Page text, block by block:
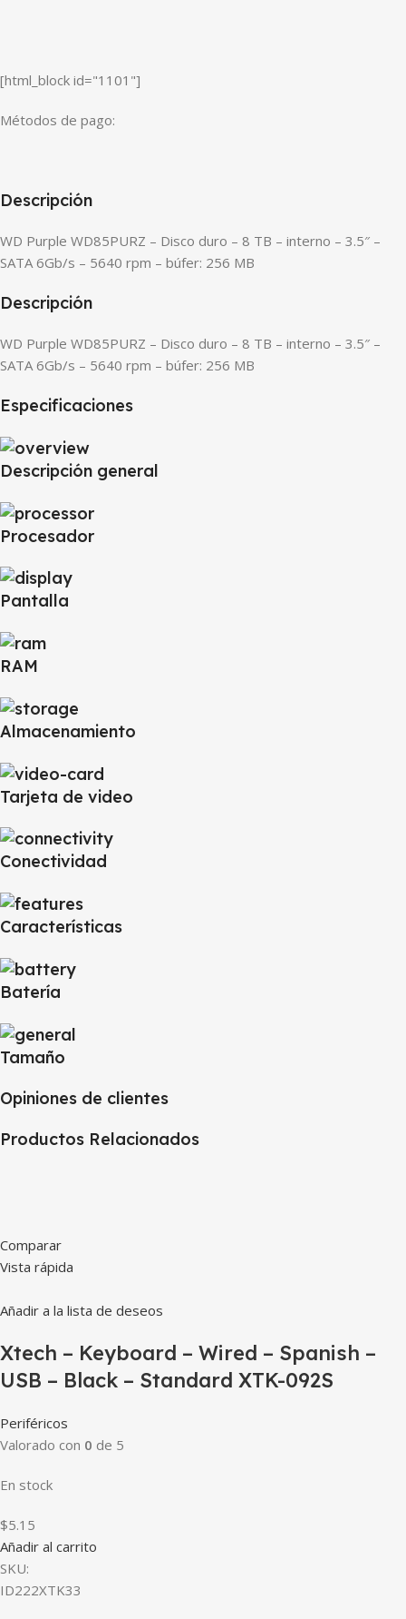
[html_block id="1101"]
Métodos de pago:
Descripción
WD Purple WD85PURZ – Disco duro – 8 TB – interno – 3.5″ –
SATA 6Gb/s – 5640 rpm – búfer: 256 MB
Descripción
WD Purple WD85PURZ – Disco duro – 8 TB – interno – 3.5″ –
SATA 6Gb/s – 5640 rpm – búfer: 256 MB
Especificaciones
Descripción general
Procesador
Pantalla
RAM
Almacenamiento
Tarjeta de video
Conectividad
Características
Batería
Tamaño
Opiniones de clientes
Productos Relacionados
Comparar
Vista rápida
Añadir a la lista de deseos
Xtech – Keyboard – Wired – Spanish –
USB – Black – Standard XTK-092S
Periféricos
Valorado con 0 de 5
En stock
$5.15
Añadir al carrito
SKU:
ID222XTK33